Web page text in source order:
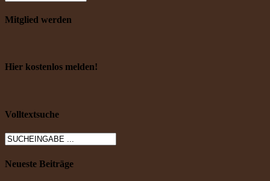
Mitglied werden
Hier kostenlos melden!
Volltextsuche
Neueste Beiträge